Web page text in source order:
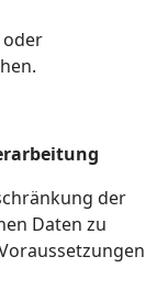
oder
der
Daten zu